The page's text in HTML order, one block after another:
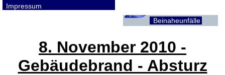
Impressum
Beinaheunfälle
8. November 2010 -
Gebäudebrand - Absturz